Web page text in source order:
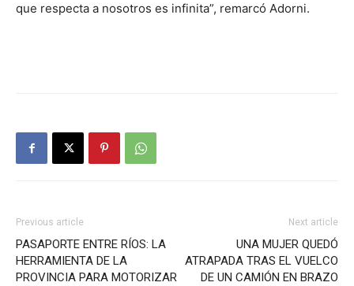
que respecta a nosotros es infinita”, remarcó Adorni.
Previous article
PASAPORTE ENTRE RÍOS: LA
HERRAMIENTA DE LA
PROVINCIA PARA MOTORIZAR
Next article
UNA MUJER QUEDÓ
ATRAPADA TRAS EL VUELCO
DE UN CAMIÓN EN BRAZO